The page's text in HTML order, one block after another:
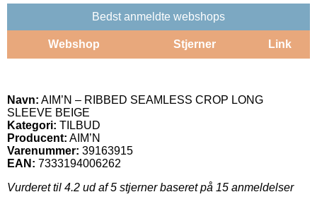
Bedst anmeldte webshops
Webshop Stjerner Link
Navn: AIM’N – RIBBED SEAMLESS CROP LONG
SLEEVE BEIGE
Kategori: TILBUD
Producent: AIM’N
Varenummer: 39163915
EAN: 7333194006262
Vurderet til 4.2 ud af 5 stjerner baseret på 15 anmeldelser